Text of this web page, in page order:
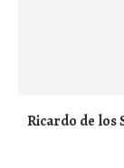
Ricardo de los